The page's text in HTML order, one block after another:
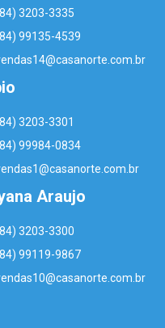
3203-3335
99135-4539
3203-3301
99984-0834
Araujo
3203-3300
99119-9867